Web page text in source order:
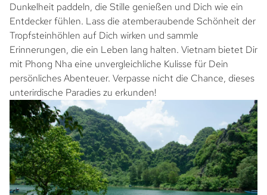
Dunkelheit paddeln, die Stille genießen und Dich wie ein
Entdecker fühlen. Lass die atemberaubende Schönheit der
Tropfsteinhöhlen auf Dich wirken und sammle
Erinnerungen, die ein Leben lang halten. Vietnam bietet Dir
mit Phong Nha eine unvergleichliche Kulisse für Dein
persönliches Abenteuer. Verpasse nicht die Chance, dieses
unterirdische Paradies zu erkunden!